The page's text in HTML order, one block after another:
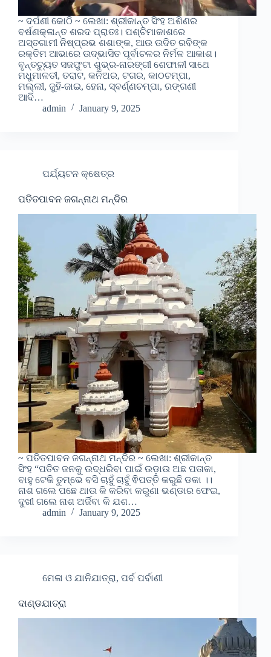
~ ଦର୍ପଣୀ କୋଠି ~ ଲେଖା: ଶ୍ରୀକାନ୍ତ ସିଂହ ଅଶିଣର
ବର୍ଷଣକ୍ଳାନ୍ତ ଶରଦ ପ୍ରାତଃ। ପଶ୍ଚିମାକାଶରେ
ଅସ୍ତଗାମୀ ନିଷ୍ପ୍ରଭ ଶଶାଙ୍କ, ଆଉ ଉଦିତ ରବିଙ୍କ
ରକ୍ତିମ ଆଭାରେ ଉଦ୍ଭାସିତ ପୂର୍ବାଚଳର ନିର୍ମଳ ଆକାଶ।
ବୃନ୍ତଚ୍ୟୁତ ସଜଫୁଟା ଶୁଭ୍ର-ନାରଙ୍ଗୀ ଶେଫାଳୀ ସାଥେ
ମଧୁମାଳତୀ, ତରାଟ, କନିଅର, ଟଗର, କାଠଚମ୍ପା,
ମଲ୍ଲୀ, ଜୁହି-ଜାଇ, ହେନା, ସ୍ବର୍ଣ୍ଣଚମ୍ପା, ରଙ୍ଗଣୀ
ଆଦି…
admin
January 9, 2025
ପର୍ଯ୍ୟଟନ କ୍ଷେତ୍ର
ପତିତପାବନ ଜଗନ୍ନାଥ ମନ୍ଦିର
~ ପତିତପାବନ ଜଗନ୍ନାଥ ମନ୍ଦିର ~ ଲେଖା: ଶ୍ରୀକାନ୍ତ
ସିଂହ “ପତିତ ଜନକୁ ଉଦ୍ଧରିବା ପାଇଁ ଉଡ଼ାଉ ଅଛ ପତାକା,
ବାହୁ ଟେକି ତୁମ୍ଭେ ବସି ଚାହୁଁ ଚାହୁଁ ଵିପତ୍ତି କରୁଛି ଡକା ।।
ନାଶ ଗଲେ ପଛେ ଥାଉ କି କରିବା କରୁଣା ଭଣ୍ଡାର ଫେଇ,
ଦୁଖୀ ଗଲେ ନାଶ ଅର୍ଜିବା କି ଯଶ…
admin
January 9, 2025
ମେଳା ଓ ଯାନିଯାତ୍ରା, ପର୍ବ ପର୍ବାଣୀ
ଦାଣ୍ଡଯାତ୍ରା